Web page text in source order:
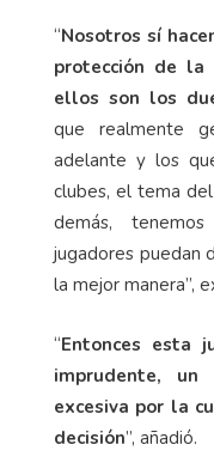
“Nosotros sí
protección de
ellos son los
que realmente
adelante y los
clubes, el tema
demás,
jugadores puedan
la mejor manera”,
“Entonces esta
imprudente,
excesiva por la
decisión”, añadió.